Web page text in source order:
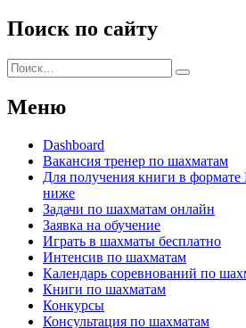
Поиск по сайту
Искать:
Поиск
Меню
Dashboard
Вакансия тренер по шахматам
Для получения книги в формате
ниже
Задачи по шахматам онлайн
Заявка на обучение
Играть в шахматы бесплатно
Интенсив по шахматам
Календарь соревнований по
Книги по шахматам
Конкурсы
Консультация по шахматам